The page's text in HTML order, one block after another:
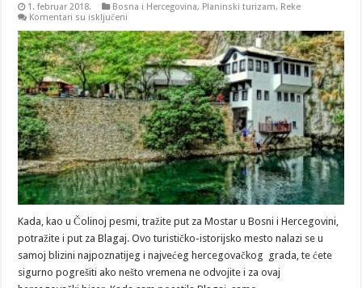
1. februar 2018. Bosna i Hercegovina, Planinski turizam, Reke
Komentari su isključeni
i
HERCEGOVINA:
Blagaj
–
herecegovačko
blago
Kada, kao u Čolinoj pesmi, tražite put za Mostar u Bosni i Hercegovini,
potražite i put za Blagaj. Ovo turističko-istorijsko mesto nalazi se u
samoj blizini najpoznatijeg i najvećeg hercegovačkog grada, te ćete
sigurno pogrešiti ako nešto vremena ne odvojite i za ovaj